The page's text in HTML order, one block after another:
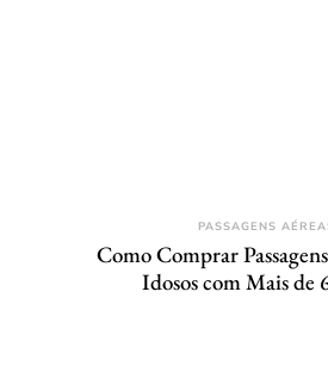
PASSAGENS
Como Comprar
Idosos com Mais de